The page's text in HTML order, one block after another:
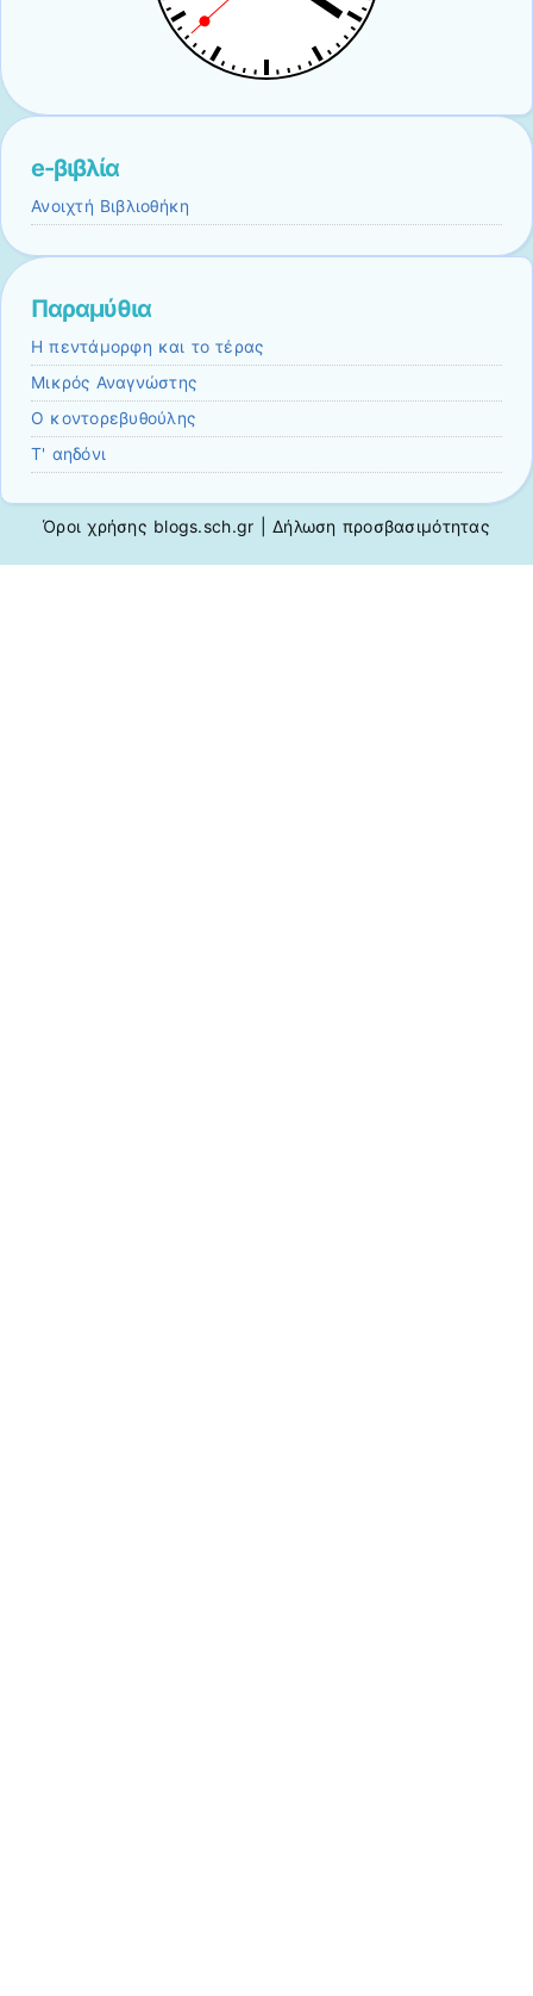
e-βιβλία
Ανοιχτή Βιβλιοθήκη
Παραμύθια
Η πεντάμορφη και το τέρας
Μικρός Αναγνώστης
Ο κοντορεβυθούλης
Τ' αηδόνι
Όροι χρήσης blogs.sch.gr Δήλωση προσβασιμότητας